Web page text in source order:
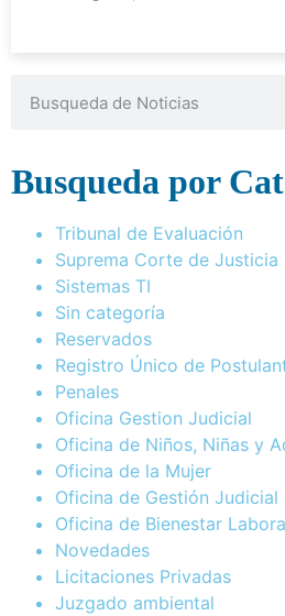
Busqueda por
Tribunal de Evaluación
Suprema Corte de Justicia
Sistemas TI
Sin categoría
Reservados
Registro Único de
Penales
Oficina Gestion Judicial
Oficina de Niños, Niñas y
Oficina de la Mujer
Oficina de Gestión Judicial
Oficina de Bienestar
Novedades
Licitaciones Privadas
Juzgado ambiental